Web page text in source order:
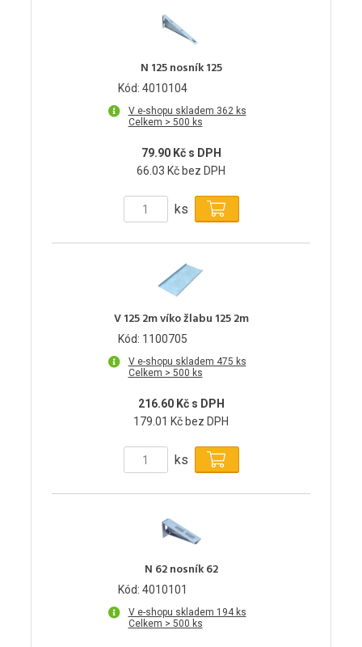
N 125 nosník 125
Kód: 4010104
V e-shopu skladem 362 ks
Celkem > 500 ks
79.90 Kč s DPH
66.03 Kč bez DPH
ks
V 125 2m víko žlabu 125 2m
Kód: 1100705
V e-shopu skladem 475 ks
Celkem > 500 ks
216.60 Kč s DPH
179.01 Kč bez DPH
ks
N 62 nosník 62
Kód: 4010101
V e-shopu skladem 194 ks
Celkem > 500 ks